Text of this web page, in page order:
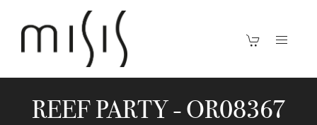
REEF PARTY - OR08367